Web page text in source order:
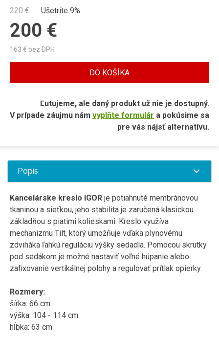
220€ Ušetríte 9%
200 €
163 € bez DPH
DO KOŠÍKA
Ľutujeme, ale daný produkt už nie je dostupný.
V prípade záujmu nám vyplňte formulár a pokúsime sa
pre vás nájsť alternatívu.
Popis
Kancelárske kreslo IGOR je potiahnuté membránovou
tkaninou a sieťkou, jeho stabilita je zaručená klasickou
základňou s piatimi kolieskami. Kreslo využíva
mechanizmu Tilt, ktorý umožňuje vďaka plynovému
zdviháka ľahkú reguláciu výšky sedadla. Pomocou skrutky
pod sedákom je možné nastaviť voľné húpanie alebo
zafixovanie vertikálnej polohy a regulovať prítlak opierky.
Rozmery:
šírka: 66 cm
výška: 104 - 114 cm
hĺbka: 63 cm